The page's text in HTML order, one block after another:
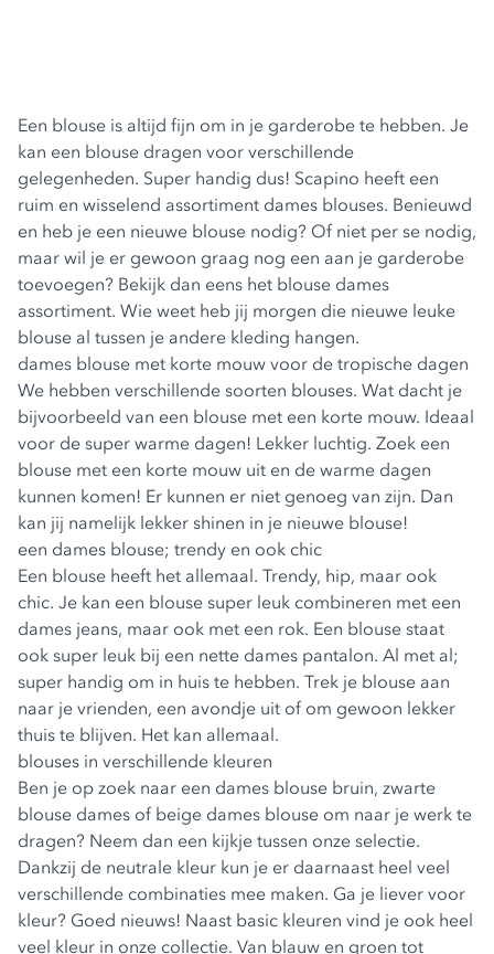
Een blouse is altijd fijn om in je garderobe te hebben. Je
kan een blouse dragen voor verschillende
gelegenheden. Super handig dus! Scapino heeft een
ruim en wisselend assortiment dames blouses. Benieuwd
en heb je een nieuwe blouse nodig? Of niet per se nodig,
maar wil je er gewoon graag nog een aan je garderobe
toevoegen? Bekijk dan eens het blouse dames
assortiment. Wie weet heb jij morgen die nieuwe leuke
blouse al tussen je andere kleding hangen.
dames blouse met korte mouw voor de tropische dagen
We hebben verschillende soorten blouses. Wat dacht je
bijvoorbeeld van een blouse met een korte mouw. Ideaal
voor de super warme dagen! Lekker luchtig. Zoek een
blouse met een korte mouw uit en de warme dagen
kunnen komen! Er kunnen er niet genoeg van zijn. Dan
kan jij namelijk lekker shinen in je nieuwe blouse!
een dames blouse; trendy en ook chic
Een blouse heeft het allemaal. Trendy, hip, maar ook
chic. Je kan een blouse super leuk combineren met een
dames jeans, maar ook met een rok. Een blouse staat
ook super leuk bij een nette dames pantalon. Al met al;
super handig om in huis te hebben. Trek je blouse aan
naar je vrienden, een avondje uit of om gewoon lekker
thuis te blijven. Het kan allemaal.
blouses in verschillende kleuren
Ben je op zoek naar een dames blouse bruin, zwarte
blouse dames of beige dames blouse om naar je werk te
dragen? Neem dan een kijkje tussen onze selectie.
Dankzij de neutrale kleur kun je er daarnaast heel veel
verschillende combinaties mee maken. Ga je liever voor
kleur? Goed nieuws! Naast basic kleuren vind je ook heel
veel kleur in onze collectie. Van blauw en groen tot